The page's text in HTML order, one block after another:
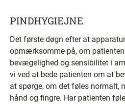
PINDHYGIEJNE
Det første døgn efter at
opmærksomme på, om
bevægelighed og sensibilitet i
vi ved at bede patienten om at
at spørge, om det føles normalt,
hånd og fingre. Har patienten